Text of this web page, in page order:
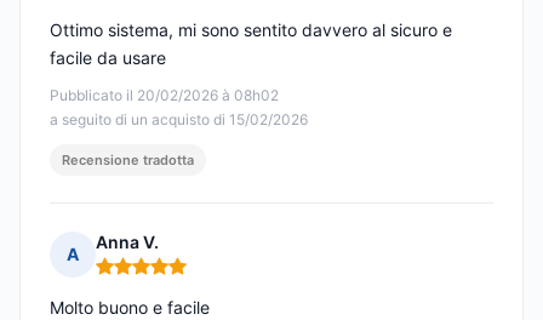
Pubblicato il 20/02/2026 à 08h02
a seguito di un acquisto di 15/02/2026
Ottimo sistema, mi sono sentito davvero al sicuro e
facile da usare
Recensione tradotta
A
Anna V.
Nota: 5 su 5
Molto buono e facile